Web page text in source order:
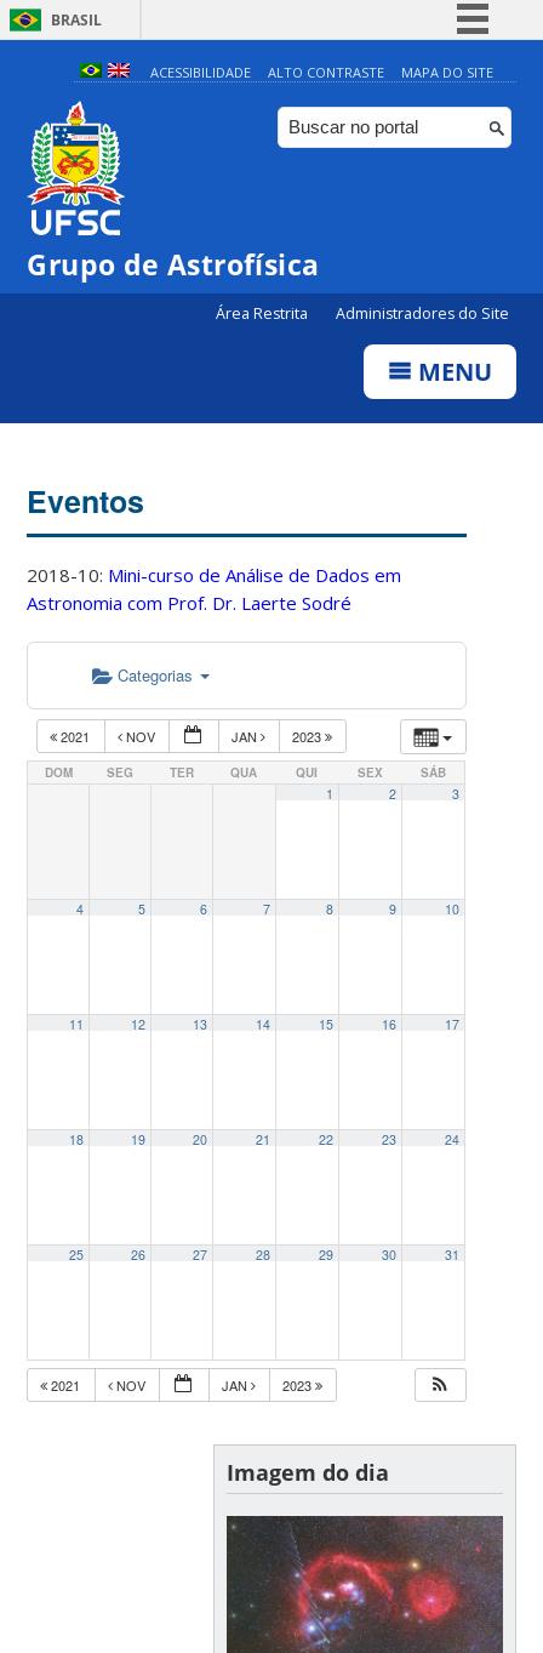
BRASIL
Simplifique!
Comunica BR
Participe
ACESSIBILIDADE ALTO CONTRASTE MAPA DO SITE
Grupo de Astrofísica
Área Restrita Administradores do Site
MENU
Eventos
2018-10: Mini-curso de Análise de Dados em
Astronomia com Prof. Dr. Laerte Sodré
Categorias
2021 NOV JAN 2023
DOM SEG TER QUA QUI SEX SÁB
1 2 3
4 5 6 7 8 9 10
11 12 13 14 15 16 17
18 19 20 21 22 23 24
25 26 27 28 29 30 31
2021 NOV JAN 2023
Imagem do dia